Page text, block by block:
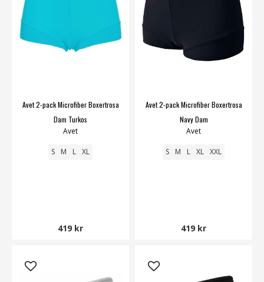
Avet 2-pack Microfiber Boxertrosa
Dam Turkos
Avet
S M L XL
419 kr
Avet 2-pack Microfiber Boxertrosa
Navy Dam
Avet
S M L XL XXL
419 kr